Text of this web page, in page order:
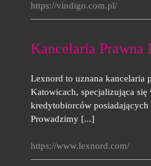
https://vindigo.com.pl/
Kancelaria Prawna
Lexnord to uznana kancelaria
Katowicach, specjalizująca
kredytobiorców posiadających
Prowadzimy [...]
https://www.lexnord.com/